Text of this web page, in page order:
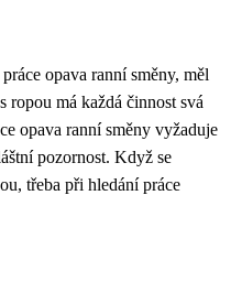
opava ranní směny, měl
ropou má každá činnost svá
opava ranní směny vyžaduje
pozornost. Když se
třeba při hledání práce